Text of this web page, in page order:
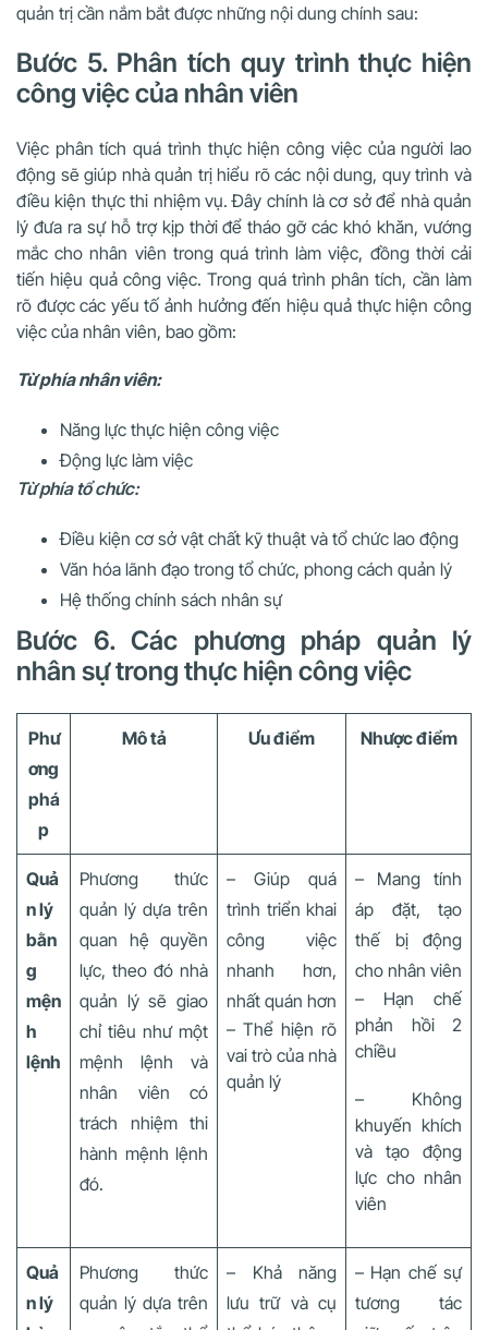
quản trị cần nắm bắt được những nội dung chính sau:
Bước 5. Phân tích quy trình thực hiện
công việc của nhân viên
Việc phân tích quá trình thực hiện công việc của người lao
động sẽ giúp nhà quản trị hiểu rõ các nội dung, quy trình và
điều kiện thực thi nhiệm vụ. Đây chính là cơ sở để nhà quản
lý đưa ra sự hỗ trợ kịp thời để tháo gỡ các khó khăn, vướng
mắc cho nhân viên trong quá trình làm việc, đồng thời cải
tiến hiệu quả công việc. Trong quá trình phân tích, cần làm
rõ được các yếu tố ảnh hưởng đến hiệu quả thực hiện công
việc của nhân viên, bao gồm:
Từ phía nhân viên:
Năng lực thực hiện công việc
Động lực làm việc
Từ phía tổ chức:
Điều kiện cơ sở vật chất kỹ thuật và tổ chức lao động
Văn hóa lãnh đạo trong tổ chức, phong cách quản lý
Hệ thống chính sách nhân sự
Bước 6. Các phương pháp quản lý
nhân sự trong thực hiện công việc
Phư
ơng
phá
p
Mô tả Ưu điểm Nhược điểm
Quả
n lý
bằn
g
mện
h
lệnh
Phương thức
quản lý dựa trên
quan hệ quyền
lực, theo đó nhà
quản lý sẽ giao
chỉ tiêu như một
mệnh lệnh và
nhân viên có
trách nhiệm thi
hành mệnh lệnh
đó.
– Giúp quá
trình triển khai
công việc
nhanh hơn,
nhất quán hơn
– Thể hiện rõ
vai trò của nhà
quản lý
– Mang tính
áp đặt, tạo
thế bị động
cho nhân viên
– Hạn chế
phản hồi 2
chiều
– Không
khuyến khích
và tạo động
lực cho nhân
viên
Quả
n lý
Phương thức
quản lý dựa trên
– Khả năng
lưu trữ và cụ
– Hạn chế sự
tương tác